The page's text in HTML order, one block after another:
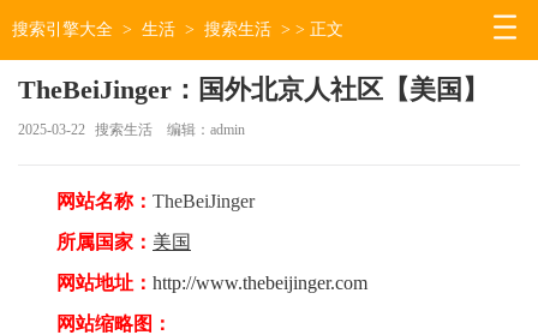
搜索引擎大全 > 生活 > 搜索生活 > > 正文
TheBeiJinger：国外北京人社区【美国】
2025-03-22 搜索生活 编辑：admin
网站名称： TheBeiJinger
所属国家： 美国
网站地址： http://www.thebeijinger.com
网站缩略图：